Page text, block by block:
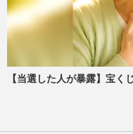
【当選した人が暴露】宝く